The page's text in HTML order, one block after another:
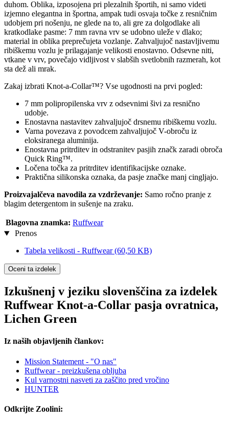
duhom. Oblika, izposojena pri plezalnih športih, ni samo videti
izjemno elegantna in športna, ampak tudi osvaja točke z resničnim
udobjem pri nošenju, ne glede na to, ali gre za dolgodlake ali
kratkodlake pasme: 7 mm ravna vrv se udobno uleže v dlako;
material in oblika preprečujeta vozlanje. Zahvaljujoč nastavljivemu
ribiškemu vozlu je prilagajanje velikosti enostavno. Odsevne niti,
vtkane v vrv, povečajo vidljivost v slabših svetlobnih razmerah, kot
sta dež ali mrak.
Zakaj izbrati Knot-a-Collar™? Vse ugodnosti na prvi pogled:
7 mm polipropilenska vrv z odsevnimi šivi za resnično
udobje.
Enostavna nastavitev zahvaljujoč drsnemu ribiškemu vozlu.
Varna povezava z povodcem zahvaljujoč V-obroču iz
eloksiranega aluminija.
Enostavna pritrditev in odstranitev pasjih značk zaradi obroča
Quick Ring™.
Ločena točka za pritrditev identifikacijske oznake.
Praktična silikonska oznaka, da pasje značke manj cingljajo.
Proizvajalčeva navodila za vzdrževanje: Samo ročno pranje z
blagim detergentom in sušenje na zraku.
Blagovna znamka: Ruffwear
Prenos
Tabela velikosti - Ruffwear(60,50 KB)
Oceni ta izdelek
Izkušnenj v jeziku slovenščina za izdelek
Ruffwear Knot-a-Collar pasja ovratnica,
Lichen Green
Iz naših objavljenih člankov:
Mission Statement - "O nas"
Ruffwear - preizkušena obljuba
Kul varnostni nasveti za zaščito pred vročino
HUNTER
Odkrijte Zoolini: